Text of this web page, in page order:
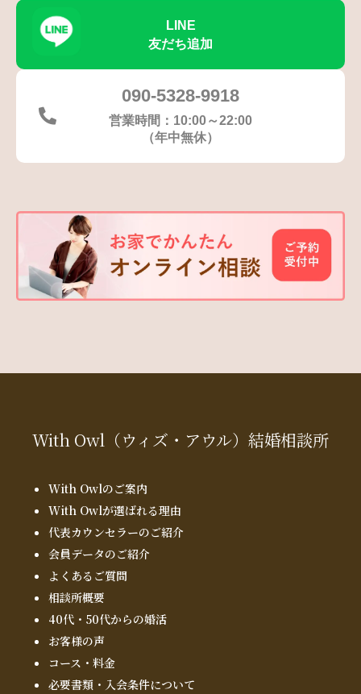
LINE
友だち追加
090-5328-9918
営業時間：10:00～22:00
（年中無休）
With Owl （ウィズ・アウル） 結婚相談所
With Owlのご案内
With Owlが選ばれる理由
代表カウンセラーのご紹介
会員データのご紹介
よくあるご質問
相談所概要
40代・50代からの婚活
お客様の声
コース・料金
必要書類・入会条件について